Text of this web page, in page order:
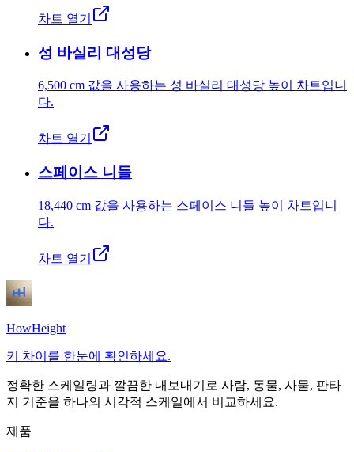
차트 열기
성 바실리 대성당
6,500 cm 값을 사용하는 성 바실리 대성당 높이 차트입니
다.
차트 열기
스페이스 니들
18,440 cm 값을 사용하는 스페이스 니들 높이 차트입니
다.
차트 열기
HowHeight
키 차이를 한눈에 확인하세요.
정확한 스케일링과 깔끔한 내보내기로 사람, 동물, 사물, 판타
지 기준을 하나의 시각적 스케일에서 비교하세요.
제품